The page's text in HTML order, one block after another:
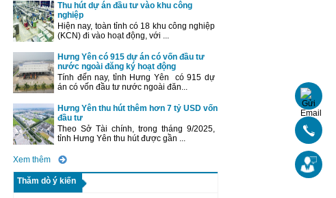
Thu hút dự án đầu tư vào khu công
nghiệp
Hiện nay, toàn tỉnh có 18 khu công nghiệp
(KCN) đi vào hoạt động, với ...
Hưng Yên có 915 dự án có vốn đầu tư
nước ngoài đăng ký hoạt động
Tính đến nay, tỉnh Hưng Yên có 915 dự
án có vốn đầu tư nước ngoài đăn...
Hưng Yên thu hút thêm hơn 7 tỷ USD vốn
đầu tư
Theo Sở Tài chính, trong tháng 9/2025,
tỉnh Hưng Yên thu hút được gần ...
Xem thêm
Thăm dò ý kiến